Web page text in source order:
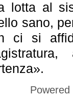
lotta al
sano,
ci si